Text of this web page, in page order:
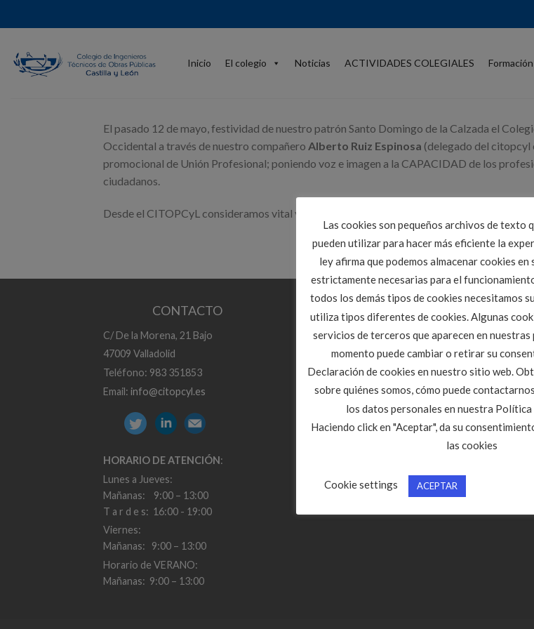
to
Inicio El colegio Noticias ACTIVIDADES COLEGIALES
El pasado 12 de mayo, festividad de nuestro patrón Santo Domingo de la Calzada el
Occidental a través de nuestro compañero Alberto Ruiz Espinosa (delegado del citopcyl
promocional de Unión Profesional; poniendo voz e imagen a la CAPACIDAD de los
ciudadanos.
Desde el CITOPCyL consideramos vital visibilizar la profesión a nivel social y entre las
CONTACTO
C/ De la Morena, 21 Bajo
47009 Valladolid
Teléfono: 983 351853
Email: info@citopcyl.es
HORARIO DE ATENCIÓN:
Lunes a Jueves:
Mañanas: 9:00 – 13:00
T a r d e s: 16:00 - 19:00
Viernes:
Mañanas: 9:00 – 13:00
Horario de VERANO:
Mañanas: 9:00 – 13:00
LOCALIZACIÓN
Las cookies son pequeños archivos de texto
pueden utilizar para hacer más eficiente la
ley afirma que podemos almacenar cookies
estrictamente necesarias para el
todos los demás tipos de cookies necesitamos
utiliza tipos diferentes de cookies. Algunas
servicios de terceros que aparecen en nuestras
momento puede cambiar o retirar su
Declaración de cookies en nuestro sitio web.
sobre quiénes somos, cómo puede
los datos personales en nuestra Política
Haciendo click en "Aceptar", da su
las cookies
Cookie settings ACEPTAR